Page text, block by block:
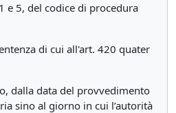
e 5, del codice di procedura
di cui all'art. 420 quater
dalla data del provvedimento
sino al giorno in cui l’autorità